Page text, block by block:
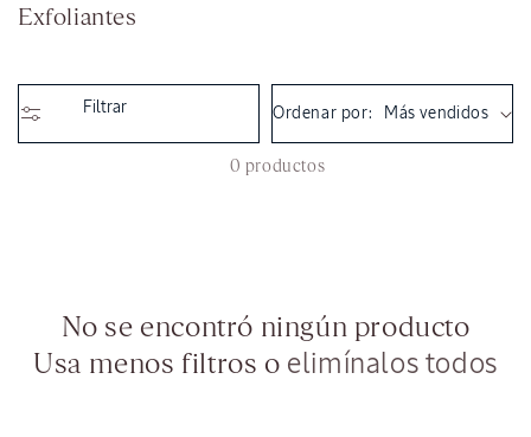
C
l
e
c
Exfoliantes
Filtrar Ordenar por:
0 productos
No se encontró ningún producto
Usa menos filtros o elimínalos todos